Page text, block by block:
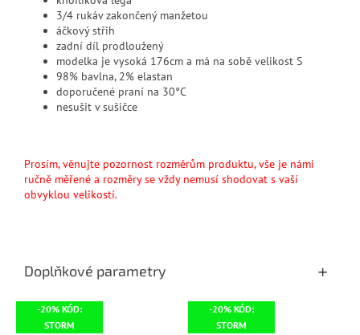
3/4 rukáv zakončený manžetou
áčkový střih
zadní díl prodloužený
modelka je vysoká 176cm a má na sobě velikost S
98% bavlna, 2% elastan
doporučené praní na 30°C
nesušit v sušičce
Prosím, věnujte pozornost rozměrům produktu, vše je námi
ručně měřené a rozměry se vždy nemusí shodovat s vaší
obvyklou velikostí.
Doplňkové parametry
-20% KÓD:
STORM
-20% KÓD:
STORM